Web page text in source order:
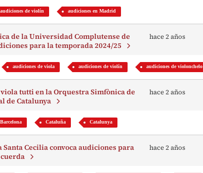
audiciones de violín audiciones en Madrid
de la Universidad Complutense de
para la temporada 2024/25
hace 2 años
audiciones de viola audiciones de violín audiciones de violonchelo
tutti en la Orquestra Simfònica de
de Catalunya
hace 2 años
Barcelona Cataluña Catalunya
Santa Cecilia convoca audiciones para
hace 2 años